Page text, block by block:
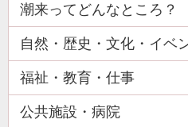
潮来ってどんなところ？
自然・歴史・文化・イベ
福祉・教育・仕事
公共施設・病院